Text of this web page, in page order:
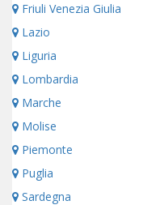
Friuli Venezia Giulia
Lazio
Liguria
Lombardia
Marche
Molise
Piemonte
Puglia
Sardegna